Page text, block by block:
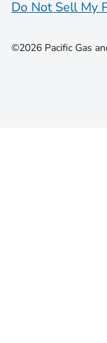
Do Not Sell My
©2026 Pacific Gas